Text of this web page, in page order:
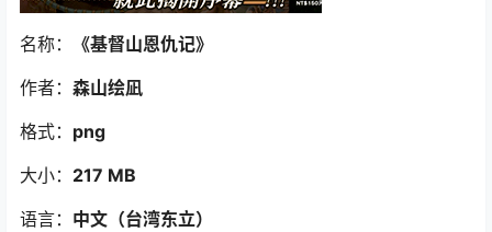
名称：
《基督山恩仇记》
作者： 森山绘凪
格式： png
大小： 217 MB
语言： 中文（台湾东立）